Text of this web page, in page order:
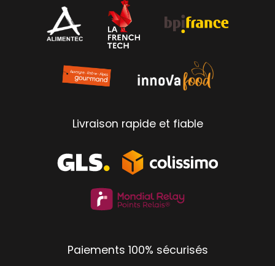
Livraison rapide et fiable
Paiements 100% sécurisés